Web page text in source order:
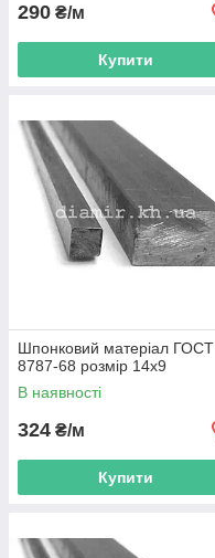
290 ₴/м
Купити
Шпонковий матеріал ГОСТ
8787-68 розмір 14х9
В наявності
324 ₴/м
Купити